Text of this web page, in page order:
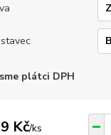
plátci DPH
Kč/ks